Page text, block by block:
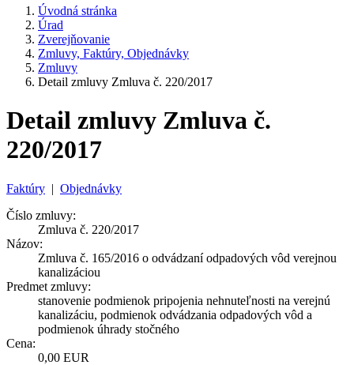
Úvodná stránka
Úrad
Zverejňovanie
Zmluvy, Faktúry, Objednávky
Zmluvy
Detail zmluvy Zmluva č. 220/2017
Detail zmluvy Zmluva č.
220/2017
Faktúry | Objednávky
Číslo zmluvy:
Zmluva č. 220/2017
Názov:
Zmluva č. 165/2016 o odvádzaní odpadových vôd verejnou
kanalizáciou
Predmet zmluvy:
stanovenie podmienok pripojenia nehnuteľnosti na verejnú
kanalizáciu, podmienok odvádzania odpadových vôd a
podmienok úhrady stočného
Cena:
0,00 EUR